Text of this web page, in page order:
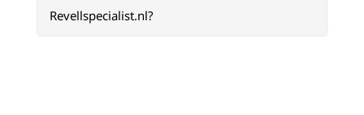
Revellspecialist.nl?